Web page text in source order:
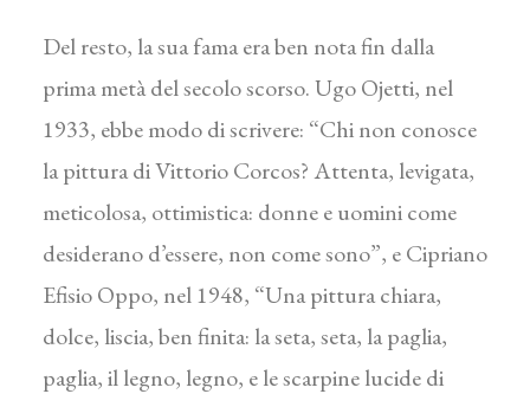
Del resto, la sua fama era ben nota fin dalla
prima metà del secolo scorso. Ugo Ojetti, nel
1933, ebbe modo di scrivere: “Chi non conosce
la pittura di Vittorio Corcos? Attenta, levigata,
meticolosa, ottimistica: donne e uomini come
desiderano d’essere, non come sono”, e Cipriano
Efisio Oppo, nel 1948, “Una pittura chiara,
dolce, liscia, ben finita: la seta, seta, la paglia,
paglia, il legno, legno, e le scarpine lucide di